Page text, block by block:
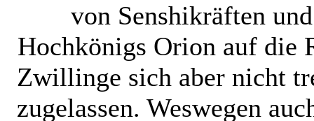
von Senshikräften
Hochkönigs Orion auf die
Zwillinge sich aber nicht
zugelassen. Weswegen